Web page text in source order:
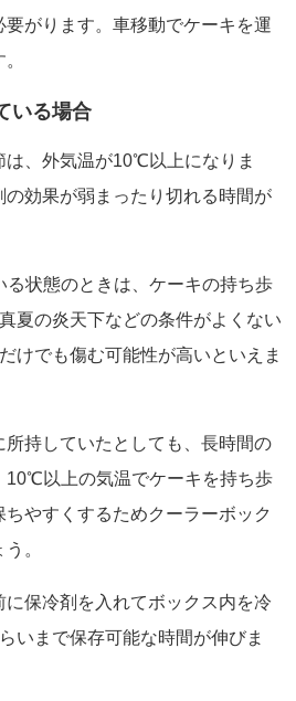
がります。車移動でケーキを運
いる場合
は、外気温が10℃以上になりま
効果が弱まったり切れる時間が
状態のときは、ケーキの持ち歩
夏の炎天下などの条件がよくない
けでも傷む可能性が高いといえま
持していたとしても、長時間の
10℃以上の気温でケーキを持ち歩
ちやすくするためクーラーボック
。
に保冷剤を入れてボックス内を冷
いまで保存可能な時間が伸びま